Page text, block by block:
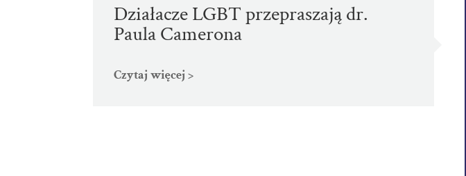
Działacze LGBT przepraszają dr.
Paula Camerona
Czytaj więcej >